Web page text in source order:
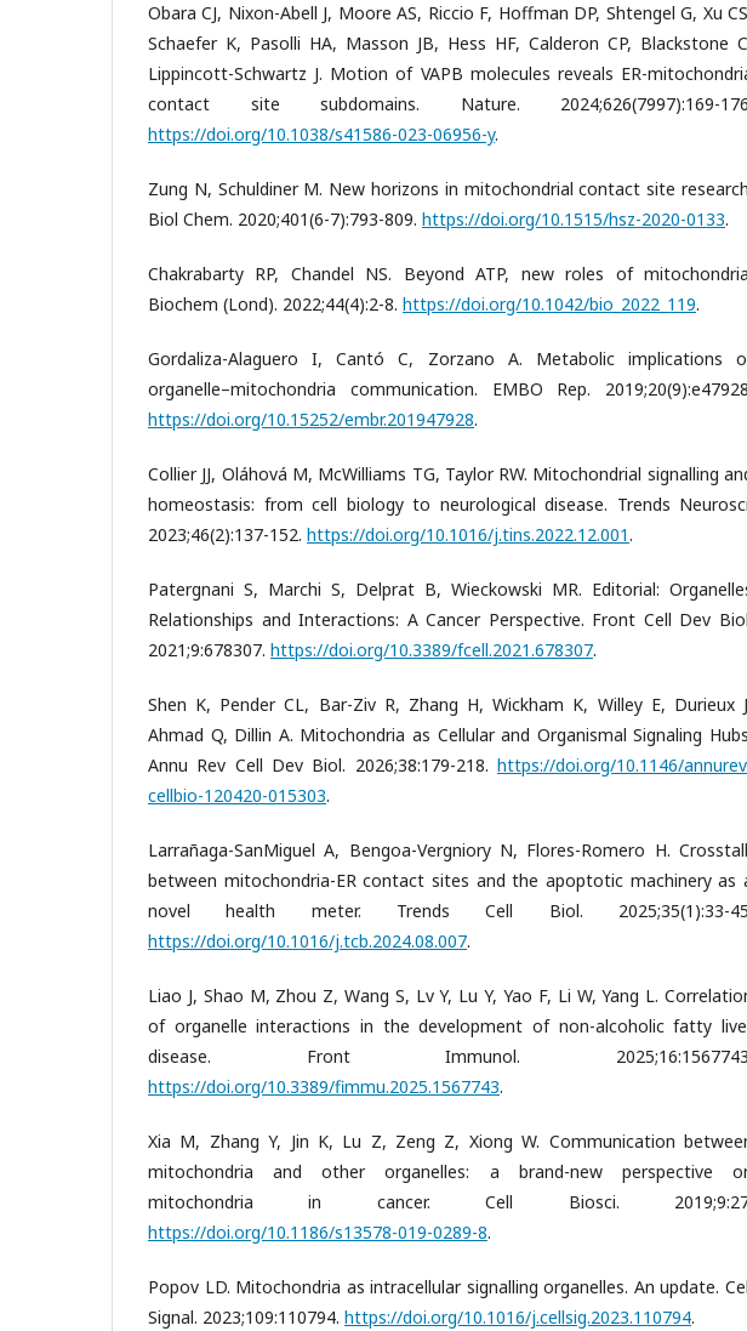
Obara CJ, Nixon-Abell J, Moore AS, Riccio F, Hoffman DP, Shtengel G, Xu
Schaefer K, Pasolli HA, Masson JB, Hess HF, Calderon CP, Blackstone
Lippincott-Schwartz J. Motion of VAPB molecules reveals ER-
contact site subdomains. Nature. 2024;626(7997):169-
https://doi.org/10.1038/s41586-023-06956-y.
Zung N, Schuldiner M. New horizons in mitochondrial contact site
Biol Chem. 2020;401(6-7):793-809. https://doi.org/10.1515/hsz-2020-0133.
Chakrabarty RP, Chandel NS. Beyond ATP, new roles of
Biochem (Lond). 2022;44(4):2-8. https://doi.org/10.1042/bio_2022_119.
Gordaliza-Alaguero I, Cantó C, Zorzano A. Metabolic implications
organelle–mitochondria communication. EMBO Rep.
https://doi.org/10.15252/embr.201947928.
Collier JJ, Oláhová M, McWilliams TG, Taylor RW. Mitochondrial signalling
homeostasis: from cell biology to neurological disease. Trends
2023;46(2):137-152. https://doi.org/10.1016/j.tins.2022.12.001.
Patergnani S, Marchi S, Delprat B, Wieckowski MR. Editorial:
Relationships and Interactions: A Cancer Perspective. Front Cell Dev
2021;9:678307. https://doi.org/10.3389/fcell.2021.678307.
Shen K, Pender CL, Bar-Ziv R, Zhang H, Wickham K, Willey E, Durieux
Ahmad Q, Dillin A. Mitochondria as Cellular and Organismal Signaling
Annu Rev Cell Dev Biol. 2026;38:179-218. https://doi.org/10.1146/
cellbio-120420-015303.
Larrañaga-SanMiguel A, Bengoa-Vergniory N, Flores-Romero H.
between mitochondria-ER contact sites and the apoptotic machinery as
novel health meter. Trends Cell Biol. 2025;35(1):33-
https://doi.org/10.1016/j.tcb.2024.08.007.
Liao J, Shao M, Zhou Z, Wang S, Lv Y, Lu Y, Yao F, Li W, Yang L.
of organelle interactions in the development of non-alcoholic fatty
disease. Front Immunol.
https://doi.org/10.3389/fimmu.2025.1567743.
Xia M, Zhang Y, Jin K, Lu Z, Zeng Z, Xiong W. Communication
mitochondria and other organelles: a brand-new perspective
mitochondria in cancer. Cell Biosci.
https://doi.org/10.1186/s13578-019-0289-8.
Popov LD. Mitochondria as intracellular signalling organelles. An update.
Signal. 2023;109:110794. https://doi.org/10.1016/j.cellsig.2023.110794.